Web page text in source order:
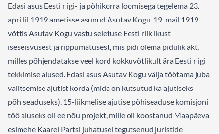
Edasi asus Eesti riigi- ja põhikorra loomisega tegelema 23.
aprillil 1919 ametisse asunud Asutav Kogu. 19. mail 1919
võttis Asutav Kogu vastu seletuse Eesti riiklikust
iseseisvusest ja rippumatusest, mis pidi olema pidulik akt,
milles põhjendatakse veel kord kokkuvõtlikult ära Eesti riigi
tekkimise alused. Edasi asus Asutav Kogu välja töötama juba
valitsemise ajutist korda (mida on kutsutud ka ajutiseks
põhiseaduseks). 15-liikmelise ajutise põhiseaduse komisjoni
töö aluseks oli eelnõu projekt, mille oli koostanud Maapäeva
esimehe Kaarel Partsi juhatusel tegutsenud juristide